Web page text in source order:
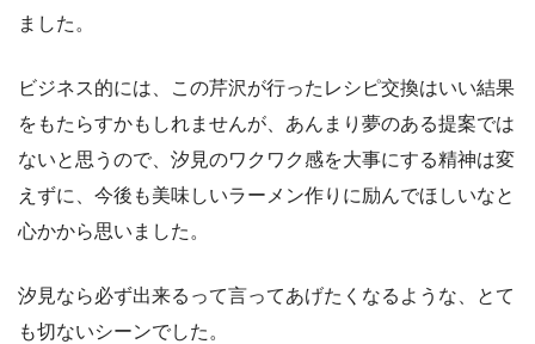
ました。
ビジネス的には、この芹沢が行ったレシピ交換はいい結果
をもたらすかもしれませんが、あんまり夢のある提案では
ないと思うので、汐見のワクワク感を大事にする精神は変
えずに、今後も美味しいラーメン作りに励んでほしいなと
心かから思いました。
汐見なら必ず出来るって言ってあげたくなるような、とて
も切ないシーンでした。